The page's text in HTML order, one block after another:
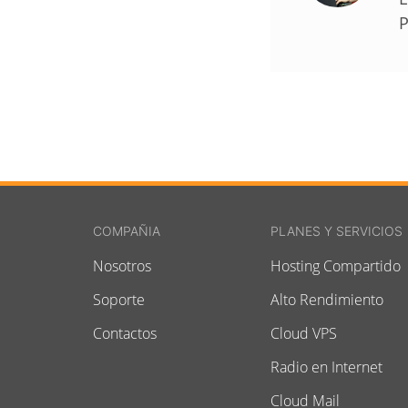
COMPAÑIA
Nosotros
Soporte
Contactos
PLANES Y SERVICIOS
Hosting Compartido
Alto Rendimiento
Cloud VPS
Radio en Internet
Cloud Mail